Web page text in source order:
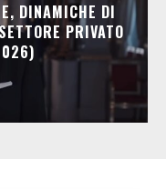
DINAMICHE DI
PRIVATO